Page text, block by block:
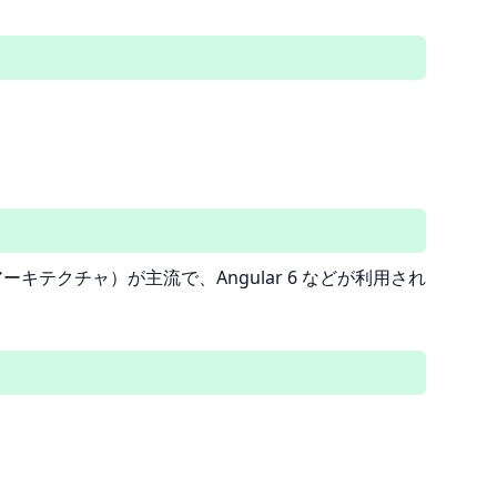
キテクチャ）が主流で、Angular 6 などが利用され